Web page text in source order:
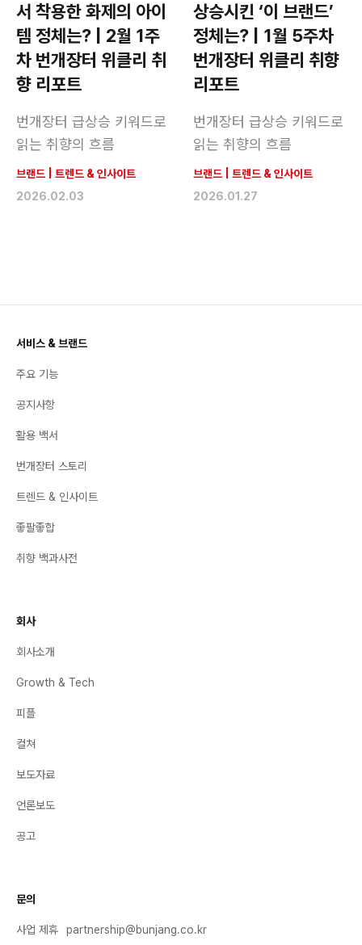
서 착용한 화제의 아이
템 정체는? | 2월 1주
차 번개장터 위클리 취
향 리포트
번개장터 급상승 키워드로
읽는 취향의 흐름
브랜드
트렌드 & 인사이트
2026.02.03
상승시킨 ‘이 브랜드’
정체는? | 1월 5주차
번개장터 위클리 취향
리포트
번개장터 급상승 키워드로
읽는 취향의 흐름
브랜드
트렌드 & 인사이트
2026.01.27
서비스 & 브랜드
주요 기능
공지사항
활용 백서
번개장터 스토리
트렌드 & 인사이트
좋팔좋합
취향 백과사전
회사
회사소개
Growth & Tech
피플
컬쳐
보도자료
언론보도
공고
문의
사업 제휴 partnership@bunjang.co.kr